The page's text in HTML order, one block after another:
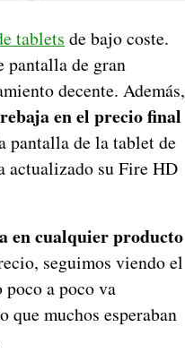
tablets de bajo coste.
pantalla de gran
decente. Además,
en el precio final
pantalla de la tablet de
actualizado su Fire HD
en cualquier producto
seguimos viendo el
a poco va
que muchos esperaban